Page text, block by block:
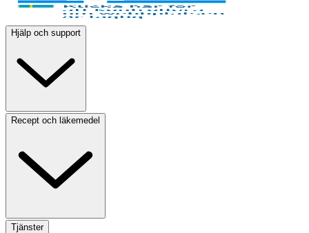
Hjälp och support
Recept och läkemedel
Tjänster